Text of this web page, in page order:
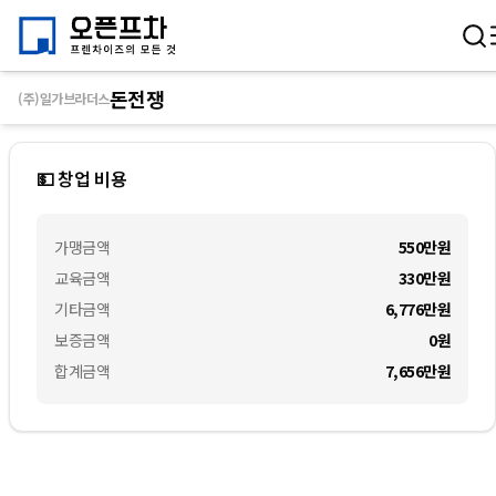
(주)일가브라더스돈전쟁
💵 창업 비용
가맹금액
교육금액
기타금액
보증금액
합계금액
550만원
330만원
6,776만원
0원
7,656만원